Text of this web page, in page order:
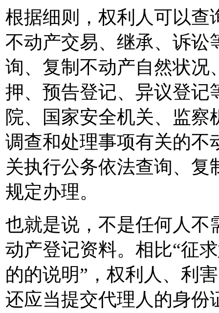
根据细则，权利人可以查
不动产交易、继承、诉讼
询、复制不动产自然状况
押、预告登记、异议登记
院、国家安全机关、监
调查和处理事项有关的不
关执行公务依法查询、
规定办理。
也就是说，不是任何人不
动产登记资料。相比“征
的的说明”，权利人、利
还应当提交代理人的身份